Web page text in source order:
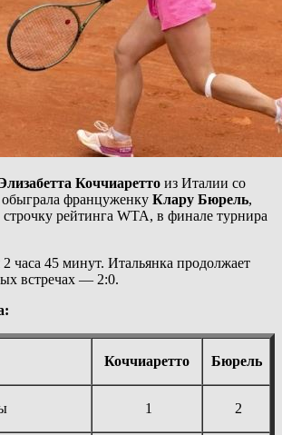
Коччиаретто из Италии со
француженку Клару Бюрель,
рейтинга WTA, в финале турнира
часа 45 минут. Итальянка продолжает
встречах — 2:0.
Коччиаретто Бюрель
1 2